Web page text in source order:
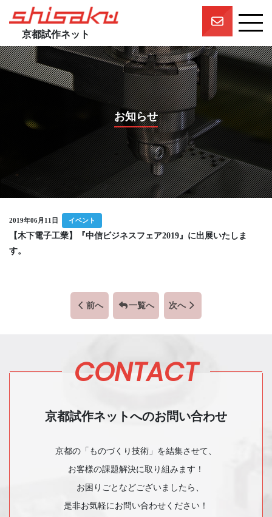
京都試作ネット
京都試作ネットとは
京都試作ネットの技術要素
一押しスタッフ
団体概要
お知らせ
2019年06月11日 イベント
【木下電子工業】『中信ビジネスフェア2019』に出展いたしま
す。
前へ 一覧へ 次へ
CONTACT
京都試作ネットへのお問い合わせ
京都の「ものづくり技術」を結集させて、
お客様の課題解決に取り組みます！
お困りごとなどございましたら、
是非お気軽にお問い合わせください！